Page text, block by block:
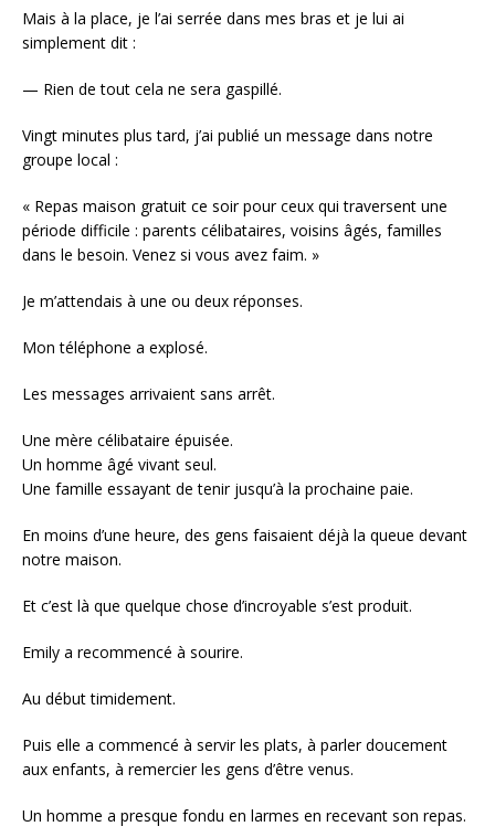
Mais à la place, je l’ai serrée dans mes bras et je lui ai
simplement dit :
— Rien de tout cela ne sera gaspillé.
Vingt minutes plus tard, j’ai publié un message dans notre
groupe local :
« Repas maison gratuit ce soir pour ceux qui traversent une
période difficile : parents célibataires, voisins âgés, familles
dans le besoin. Venez si vous avez faim. »
Je m’attendais à une ou deux réponses.
Mon téléphone a explosé.
Les messages arrivaient sans arrêt.
Une mère célibataire épuisée.
Un homme âgé vivant seul.
Une famille essayant de tenir jusqu’à la prochaine paie.
En moins d’une heure, des gens faisaient déjà la queue devant
notre maison.
Et c’est là que quelque chose d’incroyable s’est produit.
Emily a recommencé à sourire.
Au début timidement.
Puis elle a commencé à servir les plats, à parler doucement
aux enfants, à remercier les gens d’être venus.
Un homme a presque fondu en larmes en recevant son repas.